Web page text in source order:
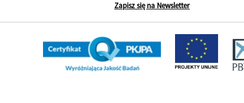
Zapisz się na Newsletter